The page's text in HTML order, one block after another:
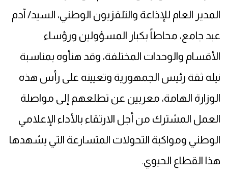
المدير العام للإذاعة والتلفزيون الوطني، السيد/ آدم
عبد جامع، محاطاً بكبار المسؤولين ورؤساء
الأقسام والوحدات المختلفة، وقد هنأوه بمناسبة
نيله ثقة رئيس الجمهورية وتعيينه على رأس هذه
الوزارة الهامة، معربين عن تطلعهم إلى مواصلة
العمل المشترك من أجل الارتقاء بالأداء الإعلامي
الوطني ومواكبة التحولات المتسارعة التي يشهدها
هذا القطاع الحيوي.